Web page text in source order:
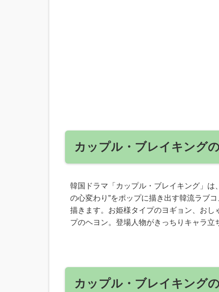
カップル・ブレイキング
韓国ドラマ「カップル・ブレイキング」は
の心変わり”をポップに描き出す韓流ラブ
描きます。お姫様タイプのヨギョン、お
プのヘヨン。登場人物がきっちりキャラ立
カップル・ブレイキング